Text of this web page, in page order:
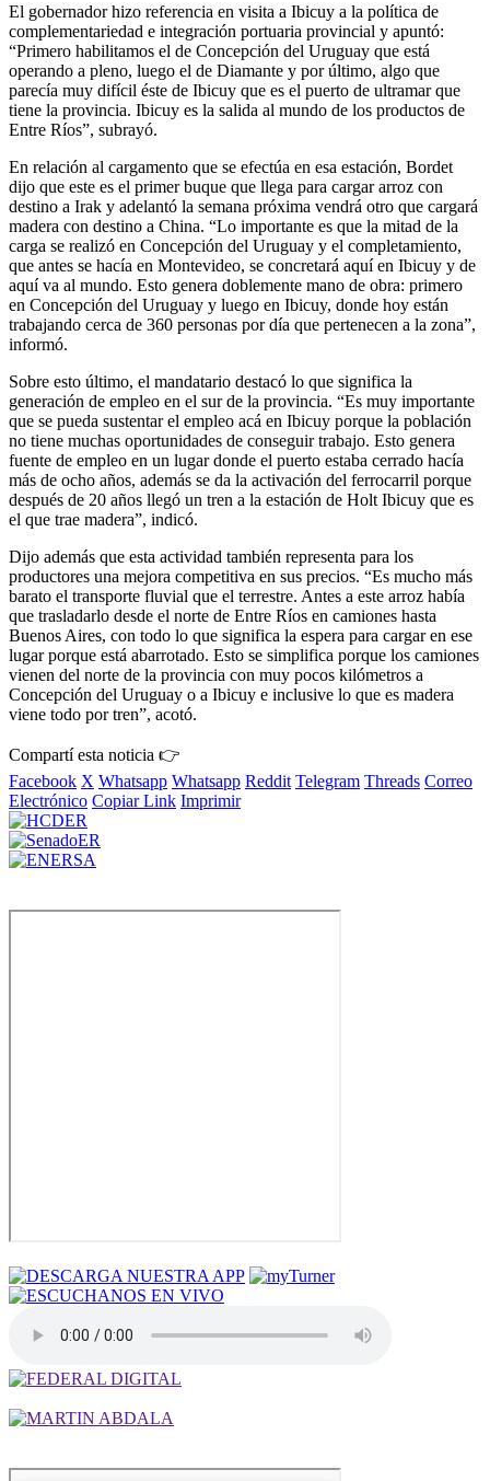
El gobernador hizo referencia en visita a Ibicuy a la política de
complementariedad e integración portuaria provincial y apuntó:
“Primero habilitamos el de Concepción del Uruguay que está
operando a pleno, luego el de Diamante y por último, algo que
parecía muy difícil éste de Ibicuy que es el puerto de ultramar que
tiene la provincia. Ibicuy es la salida al mundo de los productos de
Entre Ríos”, subrayó.
En relación al cargamento que se efectúa en esa estación, Bordet
dijo que este es el primer buque que llega para cargar arroz con
destino a Irak y adelantó la semana próxima vendrá otro que cargará
madera con destino a China. “Lo importante es que la mitad de la
carga se realizó en Concepción del Uruguay y el completamiento,
que antes se hacía en Montevideo, se concretará aquí en Ibicuy y de
aquí va al mundo. Esto genera doblemente mano de obra: primero
en Concepción del Uruguay y luego en Ibicuy, donde hoy están
trabajando cerca de 360 personas por día que pertenecen a la zona”,
informó.
Sobre esto último, el mandatario destacó lo que significa la
generación de empleo en el sur de la provincia. “Es muy importante
que se pueda sustentar el empleo acá en Ibicuy porque la población
no tiene muchas oportunidades de conseguir trabajo. Esto genera
fuente de empleo en un lugar donde el puerto estaba cerrado hacía
más de ocho años, además se da la activación del ferrocarril porque
después de 20 años llegó un tren a la estación de Holt Ibicuy que es
el que trae madera”, indicó.
Dijo además que esta actividad también representa para los
productores una mejora competitiva en sus precios. “Es mucho más
barato el transporte fluvial que el terrestre. Antes a este arroz había
que trasladarlo desde el norte de Entre Ríos en camiones hasta
Buenos Aires, con todo lo que significa la espera para cargar en ese
lugar porque está abarrotado. Esto se simplifica porque los camiones
vienen del norte de la provincia con muy pocos kilómetros a
Concepción del Uruguay o a Ibicuy e inclusive lo que es madera
viene todo por tren”, acotó.
Compartí esta noticia 👉
Facebook X Whatsapp Whatsapp Reddit Telegram Threads Correo
Electrónico Copiar Link Imprimir